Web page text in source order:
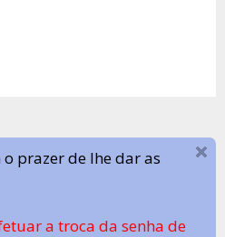
prazer de lhe dar as
a troca da senha de